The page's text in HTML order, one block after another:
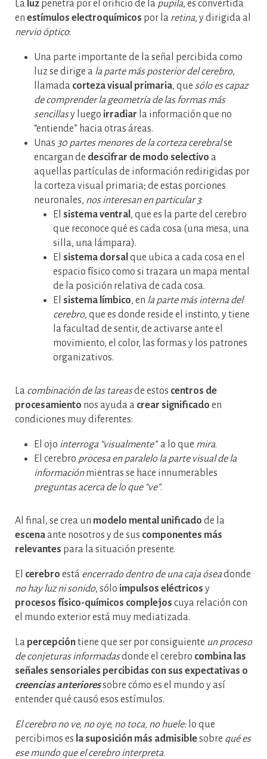
La luz penetra por el orificio de la pupila, es convertida
en estímulos electroquímicos por la retina, y dirigida al
nervio óptico:
Una parte importante de la señal percibida como
luz se dirige a la parte más posterior del cerebro,
llamada corteza visual primaria, que sólo es capaz
de comprender la geometría de las formas más
sencillasy luego irradiar la información que no
“entiende” hacia otras áreas.
Unas 30 partes menores de la corteza cerebralse
encargan de descifrar de modo selectivo a
aquellas partículas de información redirigidas por
la corteza visual primaria; de estas porciones
neuronales, nos interesan en particular 3:
El sistema ventral , que es la parte del cerebro
que reconoce qué es cada cosa (una mesa, una
silla, una lámpara).
El sistema dorsal que ubica a cada cosa en el
espacio físico como si trazara un mapa mental
de la posición relativa de cada cosa.
El sistema límbico, en la parte más interna del
cerebro, que es donde reside el instinto, y tiene
la facultad de sentir, de activarse ante el
movimiento, el color, las formas y los patrones
organizativos.
La combinación de las tareasde estos centros de
procesamiento nos ayuda a crear significado en
condiciones muy diferentes:
El ojo interroga “visualmente”a lo que mira.
El cerebro procesa en paralelo la parte visual de la
informaciónmientras se hace innumerables
preguntas acerca de lo que “ve”.
Al final, se crea un modelo mental unificado de la
escenaante nosotros y de sus componentes más
relevantes para la situación presente.
El cerebro está encerrado dentro de una caja óseadonde
no hay luz ni sonido, sólo impulsos eléctricos y
procesos físico-químicos complejos cuya relación con
el mundo exterior está muy mediatizada.
La percepcióntiene que ser por consiguiente un proceso
de conjeturas informadasdonde el cerebro combina las
señales sensoriales percibidas con sus expectativas o
creencias anterioressobre cómo es el mundo y así
entender qué causó esos estímulos.
El cerebro no ve, no oye, no toca, no huele:lo que
percibimos es la suposición más admisiblesobre qué es
ese mundo que el cerebro interpreta.